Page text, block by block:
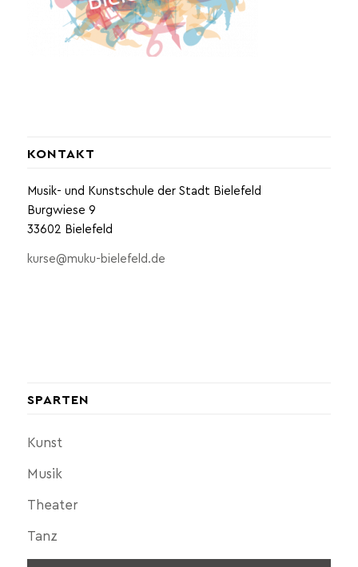
KONTAKT
Musik- und Kunstschule der Stadt Bielefeld
Burgwiese 9
33602 Bielefeld
kurse@muku-bielefeld.de
SPARTEN
Kunst
Musik
Theater
Tanz